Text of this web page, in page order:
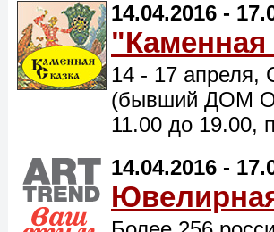
14.04.2016 -
"Каменная
14 - 17 апреля,
(бывший ДОМ
11.00 до 19.00,
14.04.2016 -